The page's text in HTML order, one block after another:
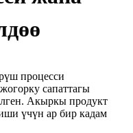
процесси
сапаттагы
Акыркы продукт
үчүн ар бир кадам